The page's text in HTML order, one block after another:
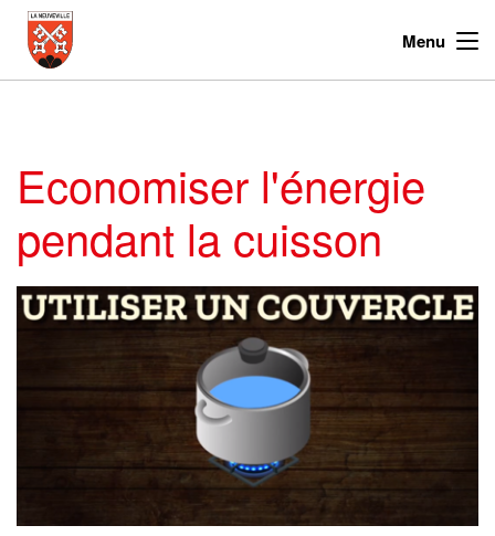
Menu
Economiser l'énergie
pendant la cuisson